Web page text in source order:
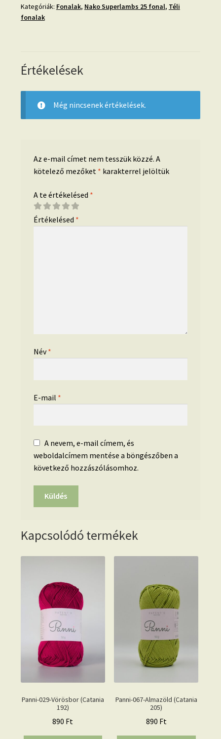
petrol-
10100
Kategóriák: Fonalak, Nako Superlambs 25 fonal, Téli
fonalak
Értékelések
Még nincsenek értékelések.
Az e-mail címet nem tesszük közzé. A
kötelező mezőket * karakterrel jelöltük
A te értékelésed *
Értékelésed *
Név*
E-mail *
A nevem, e-mail címem, és
weboldalcímem mentése a böngészőben a
következő hozzászólásomhoz.
Kapcsolódó termékek
Panni-029-Vörösbor (Catania
192)
890 Ft
Panni-067-Almazöld (Catania
205)
890 Ft